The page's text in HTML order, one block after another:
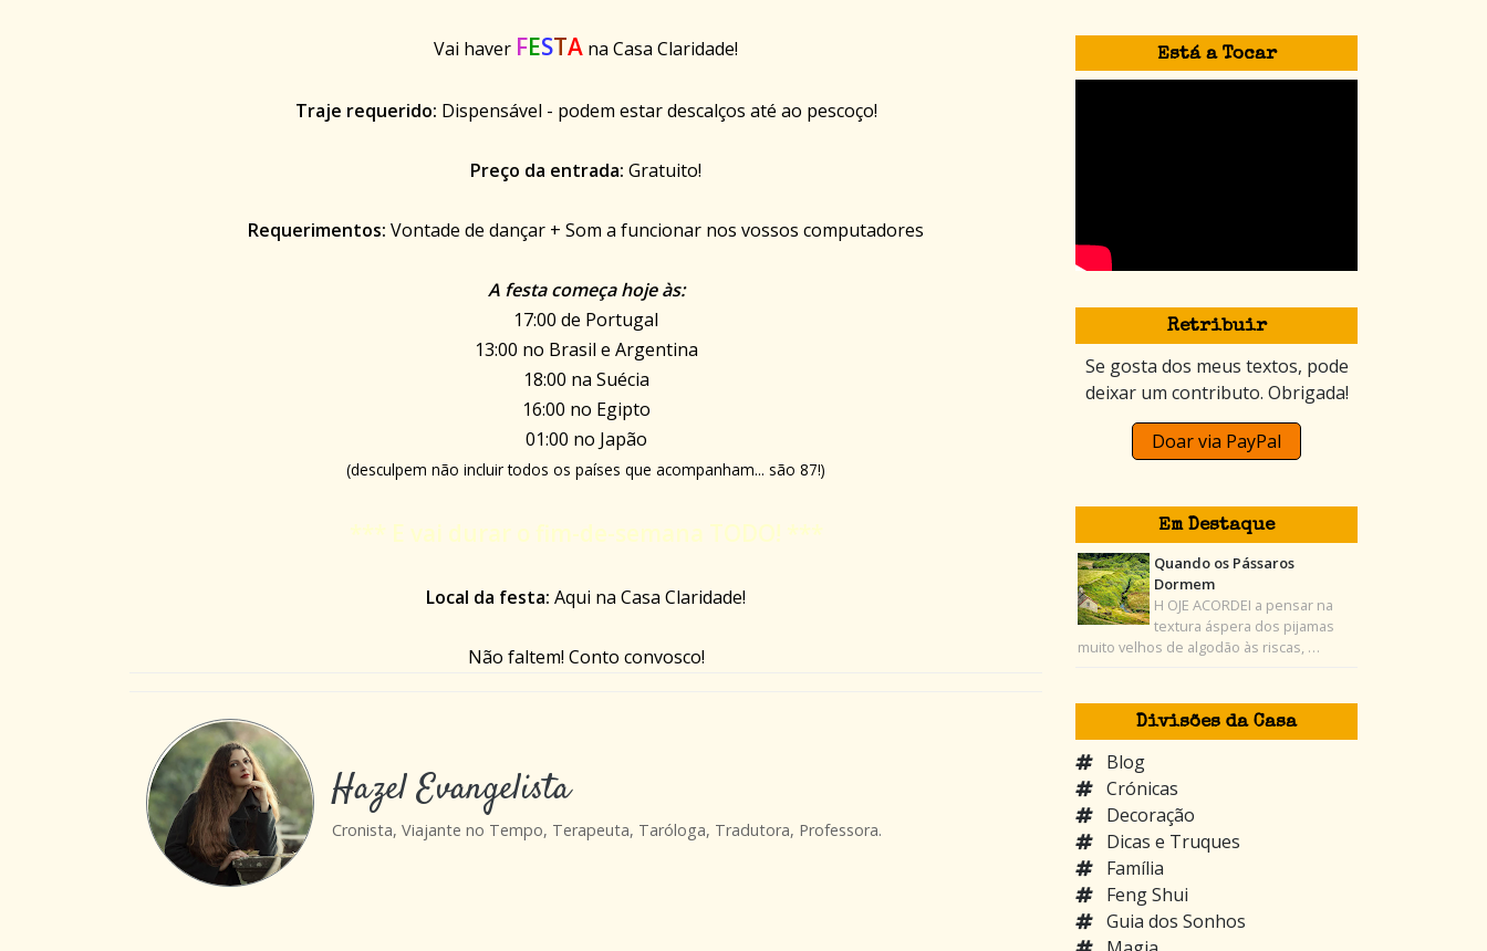
Vai haver FESTA na Casa Claridade!
Traje requerido: Dispensável - podem estar descalços até ao pescoço!
Preço da entrada: Gratuito!
Requerimentos: Vontade de dançar + Som a funcionar nos vossos computadores
A festa começa hoje às:
17:00 de Portugal
13:00 no Brasil e Argentina
18:00 na Suécia
16:00 no Egipto
01:00 no Japão
(desculpem não incluir todos os países que acompanham... são 87!)
*** E vai durar o fim-de-semana TODO! ***
Local da festa: Aqui na Casa Claridade!
Não faltem! Conto convosco!
Hazel Evangelista
Cronista, Viajante no Tempo, Terapeuta, Taróloga, Tradutora, Professora.
Está a Tocar
Retribuir
Se gosta dos meus textos, pode
deixar um contributo. Obrigada!
Doar via PayPal
Em Destaque
Quando os Pássaros
Dormem
H OJE ACORDEI a pensar na
textura áspera dos pijamas
muito velhos de algodão às riscas, …
Divisões da Casa
Blog
Crónicas
Decoração
Dicas e Truques
Família
Feng Shui
Guia dos Sonhos